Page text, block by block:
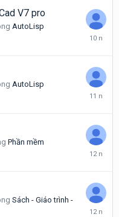
2015
V7 pro
AutoLisp
Tháng
2015
AutoLisp
Tháng
2015
Phần mềm
Tháng
2013
Sách - Giáo trình -
Tháng